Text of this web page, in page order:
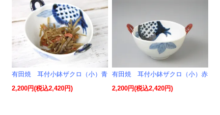
有田焼 耳付小鉢ザクロ（小）青
2,200円(税込2,420円)
有田焼 耳付小鉢ザクロ（小）赤
2,200円(税込2,420円)